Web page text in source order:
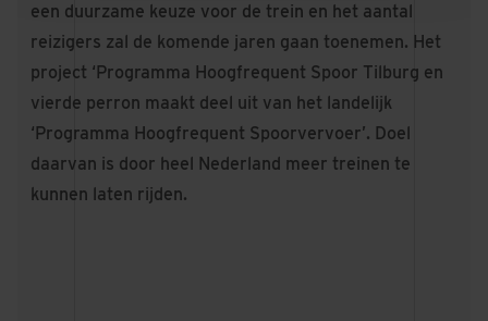
een duurzame keuze voor de trein en het aantal
reizigers zal de komende jaren gaan toenemen. Het
project ‘Programma Hoogfrequent Spoor Tilburg en
vierde perron maakt deel uit van het landelijk
‘Programma Hoogfrequent Spoorvervoer’. Doel
daarvan is door heel Nederland meer treinen te
kunnen laten rijden.